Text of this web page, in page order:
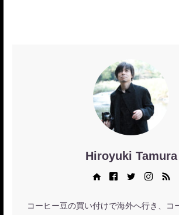
Hiroyuki Tamura
Instagram RSS
コーヒー豆の買い付けで海外へ行き、コ